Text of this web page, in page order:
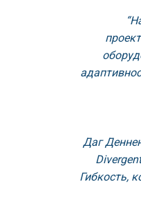
Даг
Гибкость,